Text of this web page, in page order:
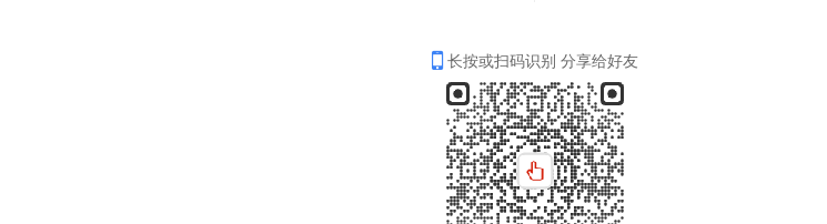
长按或扫码识别 分享给好友